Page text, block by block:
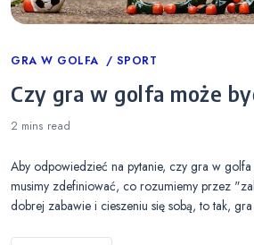
Categories
GRA W GOLFA SPORT
Czy gra w golfa może
2 mins read
Aby odpowiedzieć na pytanie, czy gra w
musimy zdefiniować, co rozumiemy przez
dobrej zabawie i cieszeniu się sobą, to tak,